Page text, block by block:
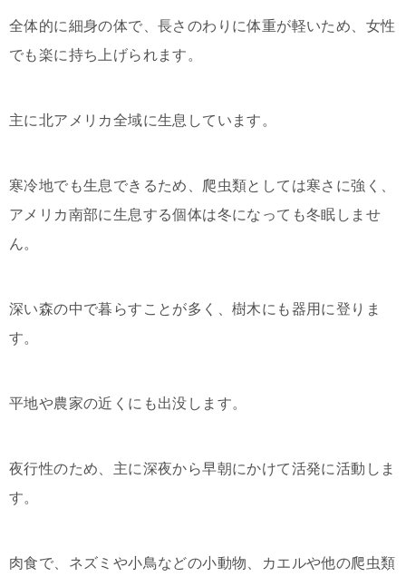
全体的に細身の体で、長さのわりに体重が軽いため、女性
でも楽に持ち上げられます。
主に北アメリカ全域に生息しています。
寒冷地でも生息できるため、爬虫類としては寒さに強く、
アメリカ南部に生息する個体は冬になっても冬眠しませ
ん。
深い森の中で暮らすことが多く、樹木にも器用に登りま
す。
平地や農家の近くにも出没します。
夜行性のため、主に深夜から早朝にかけて活発に活動しま
す。
肉食で、ネズミや小鳥などの小動物、カエルや他の爬虫類